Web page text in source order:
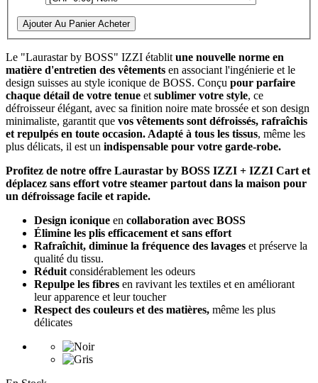
Ajouter Au Panier Acheter
Le "Laurastar by BOSS" IZZI établit une nouvelle norme en
matière d'entretien des vêtements en associant l'ingénierie et le
design suisses au style iconique de BOSS. Conçu pour parfaire
chaque détail de votre tenue et sublimer votre style, ce
défroisseur élégant, avec sa finition noire mate brossée et son design
minimaliste, garantit que vos vêtements sont défroissés, rafraîchis
et repulpés en toute occasion. Adapté à tous les tissus, même les
plus délicats, il est un indispensable pour votre garde-robe.
Profitez de notre offre Laurastar by BOSS IZZI + IZZI Cart et
déplacez sans effort votre steamer partout dans la maison pour
un défroissage facile et rapide.
Design iconique en collaboration avec BOSS
Élimine les plis efficacement et sans effort
Rafraîchit, diminue la fréquence des lavages et préserve la
qualité du tissu.
Réduit considérablement les odeurs
Repulpe les fibres en ravivant les textiles et en améliorant
leur apparence et leur toucher
Respect des couleurs et des matières, même les plus
délicates